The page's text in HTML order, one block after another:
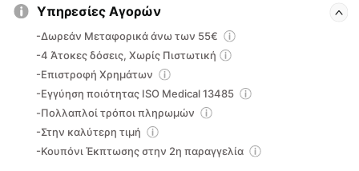
Υπηρεσίες Αγορών
-Δωρεάν Μεταφορικά άνω των 55€
-4 Άτοκες δόσεις, Χωρίς Πιστωτική
-Επιστροφή Χρημάτων
-Εγγύηση ποιότητας ISO Medical 13485
-Πολλαπλοί τρόποι πληρωμών
-Στην καλύτερη τιμή
-Κουπόνι Έκπτωσης στην 2η παραγγελία